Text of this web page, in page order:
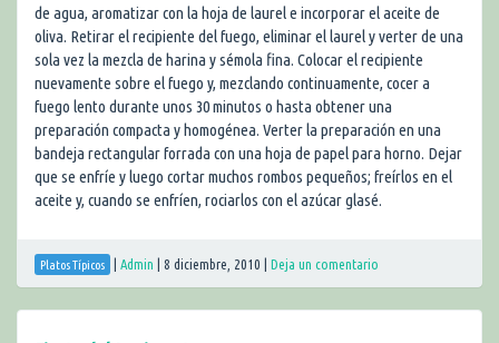
de agua, aromatizar con la hoja de laurel e incorporar el aceite de
oliva. Retirar el recipiente del fuego, eliminar el laurel y verter de una
sola vez la mezcla de harina y sémola fina. Colocar el recipiente
nuevamente sobre el fuego y, mezclando continuamente, cocer a
fuego lento durante unos 30 minutos o hasta obtener una
preparación compacta y homogénea. Verter la preparación en una
bandeja rectangular forrada con una hoja de papel para horno. Dejar
que se enfríe y luego cortar muchos rombos pequeños; freírlos en el
aceite y, cuando se enfríen, rociarlos con el azúcar glasé.
Platos Típicos Admin 8 diciembre, 2010 Deja un comentario